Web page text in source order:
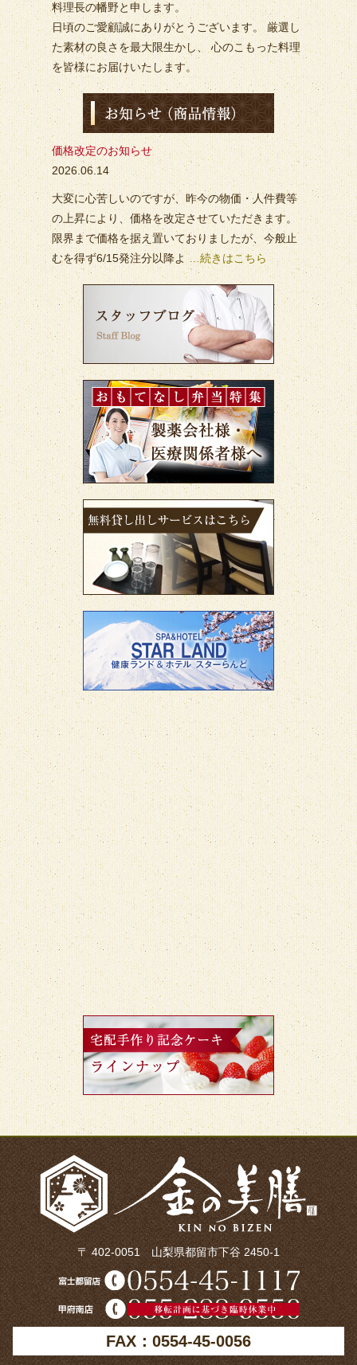
料理長の幡野と申します。
日頃のご愛顧誠にありがとうございます。 厳選し
た素材の良さを最大限生かし、 心のこもった料理
を皆様にお届けいたします。
価格改定のお知らせ
2026.06.14
大変に心苦しいのですが、昨今の物価・人件費等
の上昇により、価格を改定させていただきます。
限界まで価格を据え置いておりましたが、今般止
むを得ず6/15発注分以降よ…続きはこちら
〒 402-0051 山梨県都留市下谷 2450-1
FAX：0554-45-0056